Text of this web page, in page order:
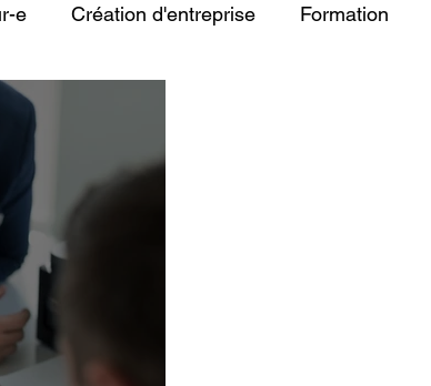
e Création d'entreprise Formation